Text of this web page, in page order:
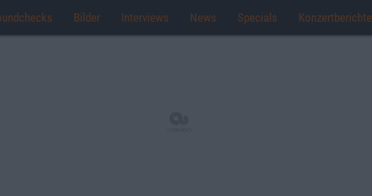
Bilder Interviews News Specials Konzertberichte